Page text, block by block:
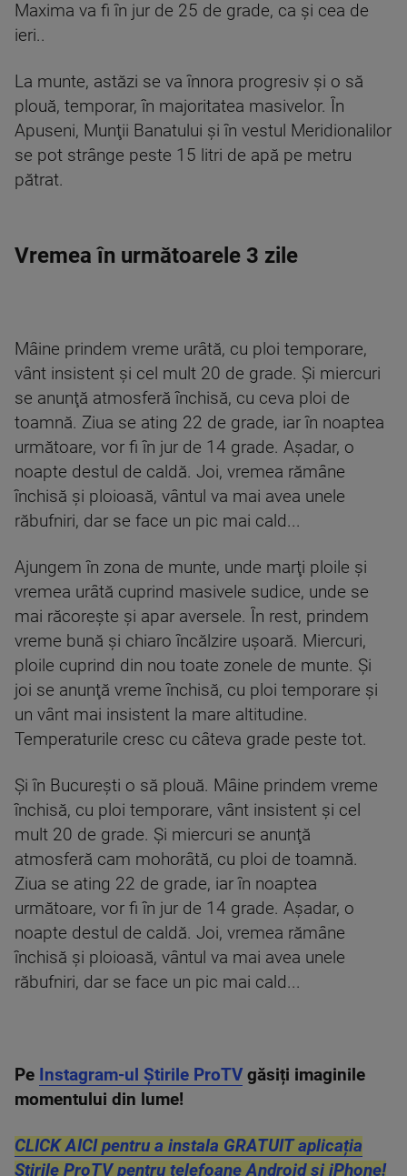
Maxima va fi în jur de 25 de grade, ca şi cea de
ieri..
La munte, astăzi se va înnora progresiv şi o să
plouă, temporar, în majoritatea masivelor. În
Apuseni, Munţii Banatului şi în vestul Meridionalilor
se pot strânge peste 15 litri de apă pe metru
pătrat.
Vremea în următoarele 3 zile
Mâine prindem vreme urâtă, cu ploi temporare,
vânt insistent şi cel mult 20 de grade. Şi miercuri
se anunţă atmosferă închisă, cu ceva ploi de
toamnă. Ziua se ating 22 de grade, iar în noaptea
următoare, vor fi în jur de 14 grade. Aşadar, o
noapte destul de caldă. Joi, vremea rămâne
închisă şi ploioasă, vântul va mai avea unele
răbufniri, dar se face un pic mai cald...
Ajungem în zona de munte, unde marţi ploile şi
vremea urâtă cuprind masivele sudice, unde se
mai răcoreşte şi apar aversele. În rest, prindem
vreme bună şi chiaro încălzire uşoară. Miercuri,
ploile cuprind din nou toate zonele de munte. Şi
joi se anunţă vreme închisă, cu ploi temporare şi
un vânt mai insistent la mare altitudine.
Temperaturile cresc cu câteva grade peste tot.
Şi în Bucureşti o să plouă. Mâine prindem vreme
închisă, cu ploi temporare, vânt insistent şi cel
mult 20 de grade. Şi miercuri se anunţă
atmosferă cam mohorâtă, cu ploi de toamnă.
Ziua se ating 22 de grade, iar în noaptea
următoare, vor fi în jur de 14 grade. Aşadar, o
noapte destul de caldă. Joi, vremea rămâne
închisă şi ploioasă, vântul va mai avea unele
răbufniri, dar se face un pic mai cald...
Pe Instagram-ul Știrile ProTV găsiți imaginile
momentului din lume!
CLICK AICI pentru a instala GRATUIT aplicația
Știrile ProTV pentru telefoane Android și iPhone!